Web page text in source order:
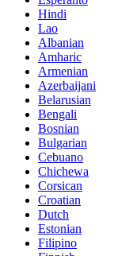
Hindi
Lao
Albanian
Amharic
Armenian
Azerbaijani
Belarusian
Bengali
Bosnian
Bulgarian
Cebuano
Chichewa
Corsican
Croatian
Dutch
Estonian
Filipino